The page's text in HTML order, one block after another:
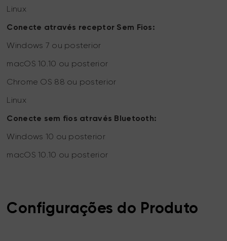
Linux
Conecte através receptor Sem Fios:
Windows 7 ou posterior
macOS 10.10 ou posterior
Chrome OS 88 ou posterior
Linux
Conecte sem fios através Bluetooth:
Windows 10 ou posterior
macOS 10.10 ou posterior
Configurações do Produto